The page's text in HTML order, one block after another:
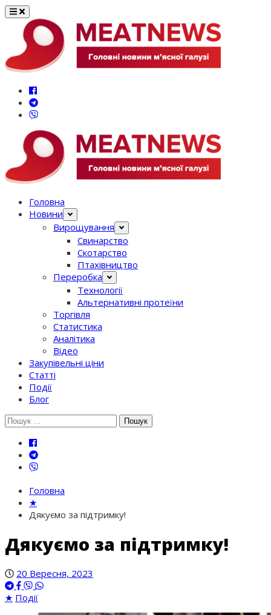
Перейти
вмісту
Головна
Новини
Вирощування
Свинарство
Скотарство
Птахівництво
Переробка
Технології
Альтернативні протеїни
Торгівля
Статистика
Аналітика
Відео
Закупівельні ціни
Статті
Події
Блог
Шукати:
Головна
★
Дякуємо за підтримку!
Дякуємо за підтримку!
20 Вересня, 2023
★ Події